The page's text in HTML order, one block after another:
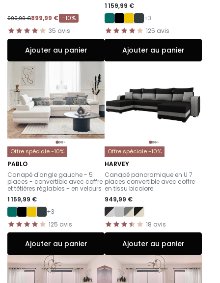
999,99 €899,99 € -10%
35 avis
Ajouter au panier
1 159,99 €
+3
125 avis
Ajouter au panier
Offre spéciale -10%
PABLO
-
Canapé d'angle gauche - 5
places - convertible avec coffre
et têtières réglables - en velours
1 159,99 €
+3
125 avis
Ajouter au panier
Offre spéciale -10%
HARVEY
-
Canapé panoramique en U 7
places convertible avec coffre
en tissu bicolore
949,99 €
18 avis
Ajouter au panier